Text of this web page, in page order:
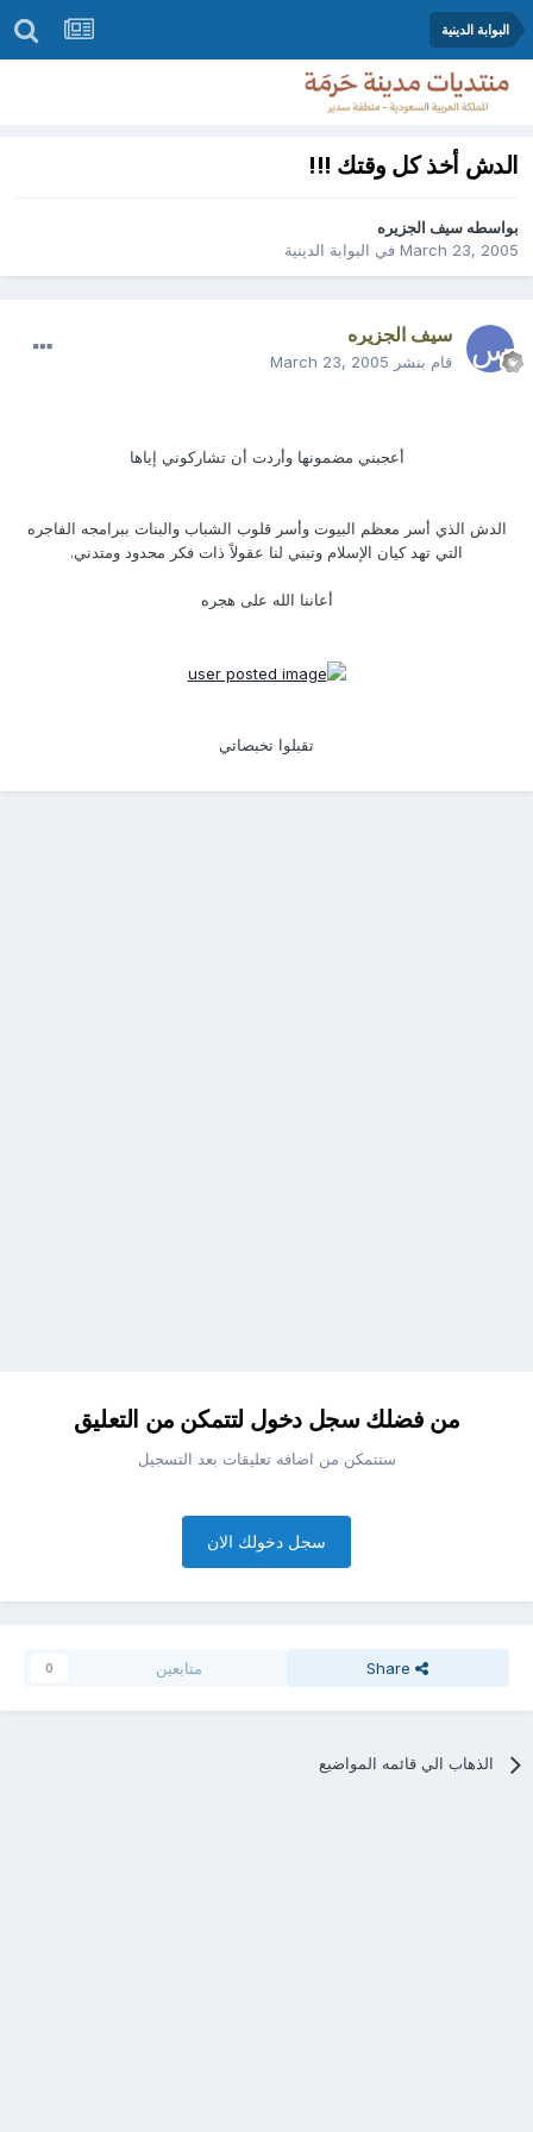
البوابة الدينية
الدش أخذ كل وقتك !!!
بواسطه سيف الجزيره
March 23, 2005في البوابة الدينية
سيف الجزيره
قام بنشر March 23, 2005
أعجبني مضمونها وأردت أن تشاركوني إياها
الدش الذي أسر معظم البيوت وأسر قلوب الشباب والبنات ببرامجه الفاجره
التي تهد كيان الإسلام وتبني لنا عقولاً ذات فكر محدود ومتدني.
أعاننا الله على هجره
تقبلوا تخبصاتي
من فضلك سجل دخول لتتمكن من التعليق
ستتمكن من اضافه تعليقات بعد التسجيل
سجل دخولك الان
Share متابعين 0
الذهاب الي قائمه المواضيع